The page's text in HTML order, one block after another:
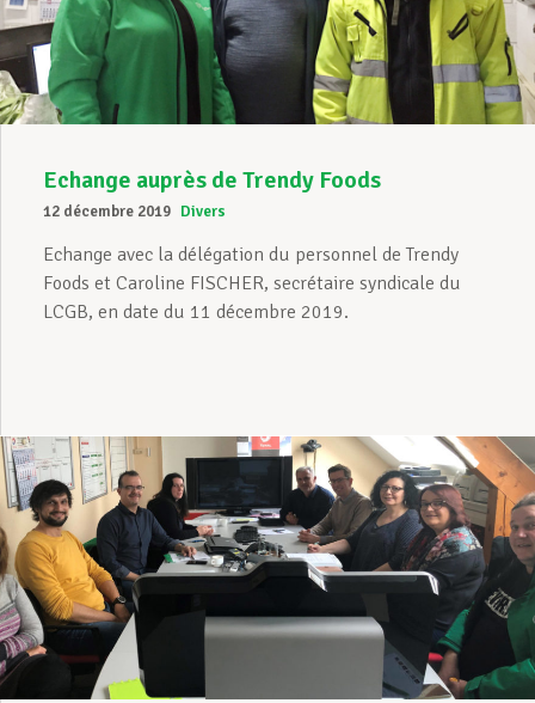
Assistance en vie privée
Devenir Membre
Echange auprès de Trendy Foods
12 décembre 2019 Divers
Echange avec la délégation du personnel de Trendy
Foods et Caroline FISCHER, secrétaire syndicale du
LCGB, en date du 11 décembre 2019.